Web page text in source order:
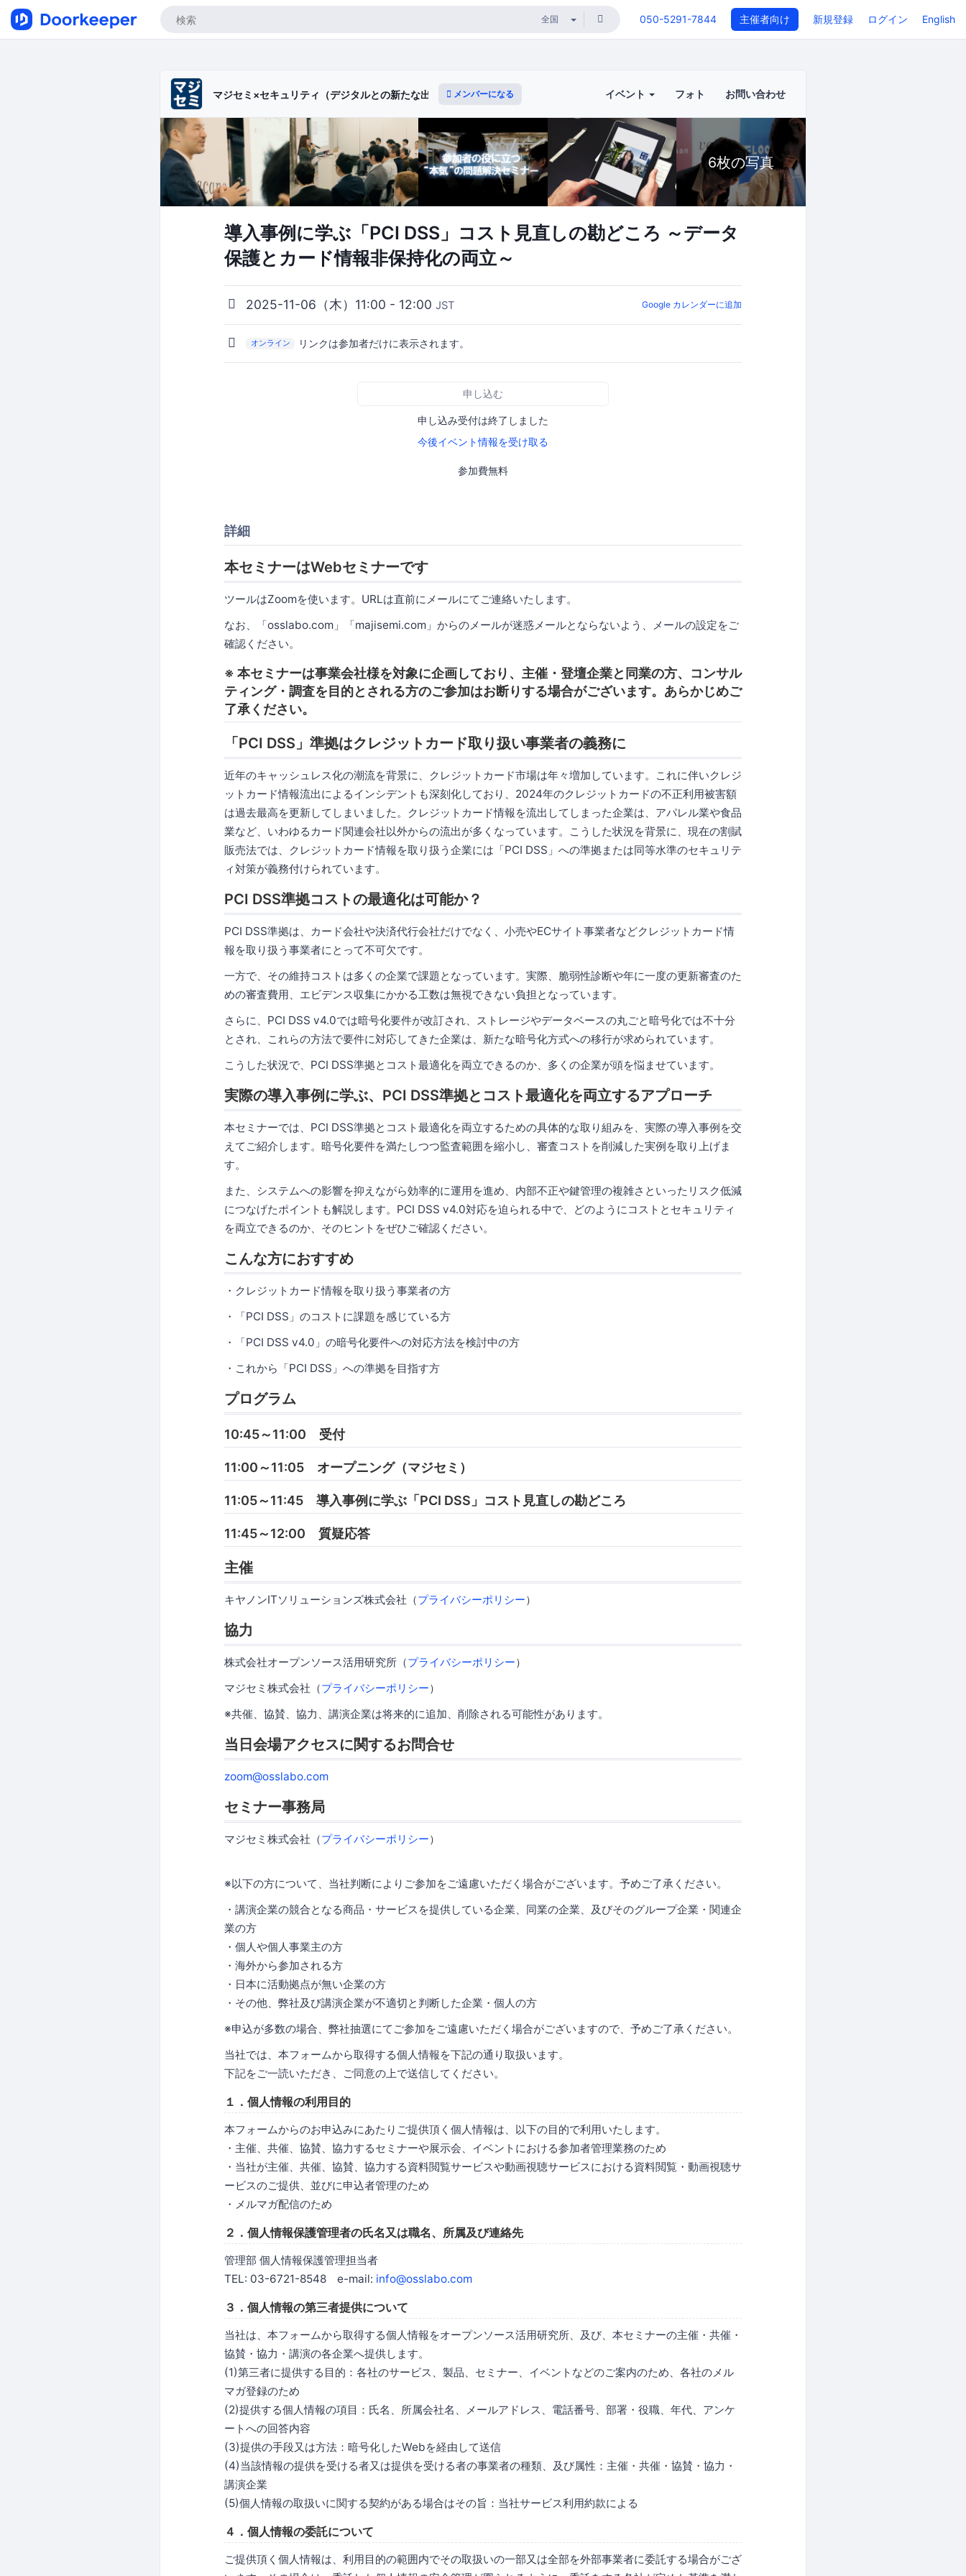
050-5291-7844 主催者向け 新規登録 ログイン English
マジセミ×セキュリティ（デジタルとの新たな出会いと体験）
メンバーになる イベント フォト お問い合わせ
6枚の写真
導入事例に学ぶ「PCI DSS」コスト見直しの勘どころ ～データ
保護とカード情報非保持化の両立～
2025-11-06（木）11:00 - 12:00 JST Google カレンダーに追加
オンライン リンクは参加者だけに表示されます。
申し込む
申し込み受付は終了しました
今後イベント情報を受け取る
参加費無料
詳細
本セミナーはWebセミナーです
ツールはZoomを使います。URLは直前にメールにてご連絡いたします。
なお、「osslabo.com」「majisemi.com」からのメールが迷惑メールとならないよう、メールの設定をご
確認ください。
※ 本セミナーは事業会社様を対象に企画しており、主催・登壇企業と同業の方、コンサル
ティング・調査を目的とされる方のご参加はお断りする場合がございます。あらかじめご
了承ください。
「PCI DSS」準拠はクレジットカード取り扱い事業者の義務に
近年のキャッシュレス化の潮流を背景に、クレジットカード市場は年々増加しています。これに伴いクレジ
ットカード情報流出によるインシデントも深刻化しており、2024年のクレジットカードの不正利用被害額
は過去最高を更新してしまいました。クレジットカード情報を流出してしまった企業は、アパレル業や食品
業など、いわゆるカード関連会社以外からの流出が多くなっています。こうした状況を背景に、現在の割賦
販売法では、クレジットカード情報を取り扱う企業には「PCI DSS」への準拠または同等水準のセキュリテ
ィ対策が義務付けられています。
PCI DSS準拠コストの最適化は可能か？
PCI DSS準拠は、カード会社や決済代行会社だけでなく、小売やECサイト事業者などクレジットカード情
報を取り扱う事業者にとって不可欠です。
一方で、その維持コストは多くの企業で課題となっています。実際、脆弱性診断や年に一度の更新審査のた
めの審査費用、エビデンス収集にかかる工数は無視できない負担となっています。
さらに、PCI DSS v4.0では暗号化要件が改訂され、ストレージやデータベースの丸ごと暗号化では不十分
とされ、これらの方法で要件に対応してきた企業は、新たな暗号化方式への移行が求められています。
こうした状況で、PCI DSS準拠とコスト最適化を両立できるのか、多くの企業が頭を悩ませています。
実際の導入事例に学ぶ、PCI DSS準拠とコスト最適化を両立するアプローチ
本セミナーでは、PCI DSS準拠とコスト最適化を両立するための具体的な取り組みを、実際の導入事例を交
えてご紹介します。暗号化要件を満たしつつ監査範囲を縮小し、審査コストを削減した実例を取り上げま
す。
また、システムへの影響を抑えながら効率的に運用を進め、内部不正や鍵管理の複雑さといったリスク低減
につなげたポイントも解説します。PCI DSS v4.0対応を迫られる中で、どのようにコストとセキュリティ
を両立できるのか、そのヒントをぜひご確認ください。
こんな方におすすめ
・クレジットカード情報を取り扱う事業者の方
・「PCI DSS」のコストに課題を感じている方
・「PCI DSS v4.0」の暗号化要件への対応方法を検討中の方
・これから「PCI DSS」への準拠を目指す方
プログラム
10:45～11:00 受付
11:00～11:05 オープニング（マジセミ）
11:05～11:45 導入事例に学ぶ「PCI DSS」コスト見直しの勘どころ
11:45～12:00 質疑応答
主催
キヤノンITソリューションズ株式会社（プライバシーポリシー）
協力
株式会社オープンソース活用研究所（プライバシーポリシー）
マジセミ株式会社（プライバシーポリシー）
※共催、協賛、協力、講演企業は将来的に追加、削除される可能性があります。
当日会場アクセスに関するお問合せ
zoom@osslabo.com
セミナー事務局
マジセミ株式会社（プライバシーポリシー）
※以下の方について、当社判断によりご参加をご遠慮いただく場合がございます。予めご了承ください。
・講演企業の競合となる商品・サービスを提供している企業、同業の企業、及びそのグループ企業・関連企
業の方
・個人や個人事業主の方
・海外から参加される方
・日本に活動拠点が無い企業の方
・その他、弊社及び講演企業が不適切と判断した企業・個人の方
※申込が多数の場合、弊社抽選にてご参加をご遠慮いただく場合がございますので、予めご了承ください。
当社では、本フォームから取得する個人情報を下記の通り取扱います。
下記をご一読いただき、ご同意の上で送信してください。
１．個人情報の利用目的
本フォームからのお申込みにあたりご提供頂く個人情報は、以下の目的で利用いたします。
・主催、共催、協賛、協力するセミナーや展示会、イベントにおける参加者管理業務のため
・当社が主催、共催、協賛、協力する資料閲覧サービスや動画視聴サービスにおける資料閲覧・動画視聴サ
ービスのご提供、並びに申込者管理のため
・メルマガ配信のため
２．個人情報保護管理者の氏名又は職名、所属及び連絡先
管理部 個人情報保護管理担当者
TEL: 03-6721-8548 e-mail: info@osslabo.com
３．個人情報の第三者提供について
当社は、本フォームから取得する個人情報をオープンソース活用研究所、及び、本セミナーの主催・共催・
協賛・協力・講演の各企業へ提供します。
(1)第三者に提供する目的：各社のサービス、製品、セミナー、イベントなどのご案内のため、各社のメル
マガ登録のため
(2)提供する個人情報の項目：氏名、所属会社名、メールアドレス、電話番号、部署・役職、年代、アンケ
ートへの回答内容
(3)提供の手段又は方法：暗号化したWebを経由して送信
(4)当該情報の提供を受ける者又は提供を受ける者の事業者の種類、及び属性：主催・共催・協賛・協力・
講演企業
(5)個人情報の取扱いに関する契約がある場合はその旨：当社サービス利用約款による
４．個人情報の委託について
ご提供頂く個人情報は、利用目的の範囲内でその取扱いの一部又は全部を外部事業者に委託する場合がござ